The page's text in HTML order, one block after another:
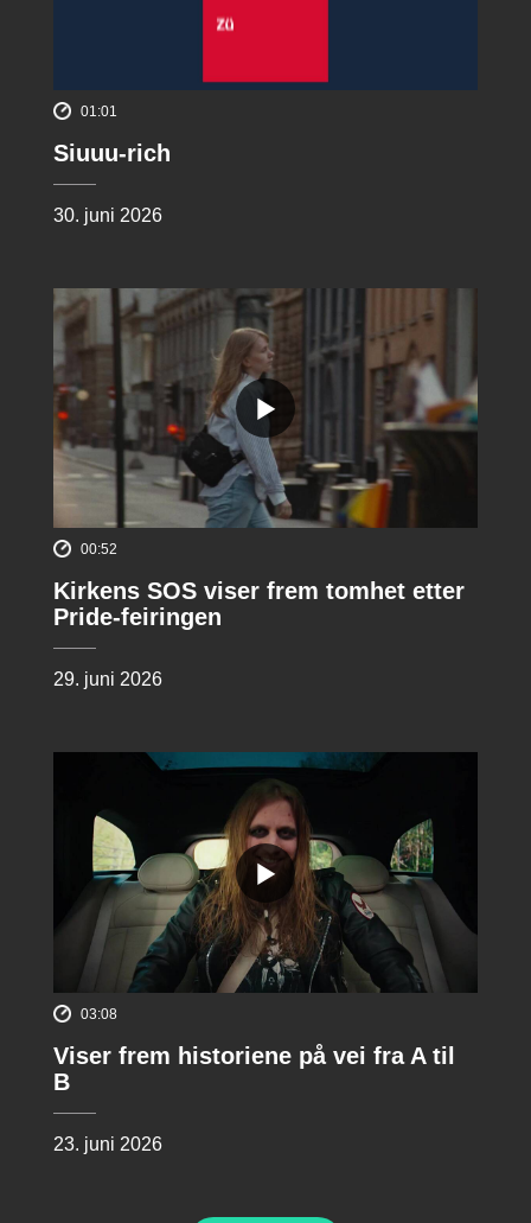
01:01
Siuuu-rich
30. juni 2026
00:52
Kirkens SOS viser frem tomhet etter
Pride-feiringen
29. juni 2026
03:08
Viser frem historiene på vei fra A til
B
23. juni 2026